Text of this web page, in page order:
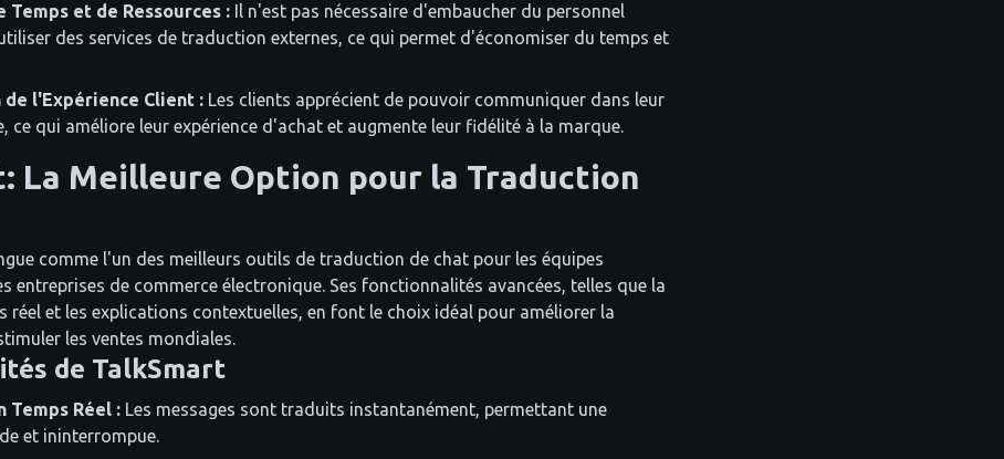
Temps et de Ressources : Il n'est pas nécessaire d'embaucher du personnel
des services de traduction externes, ce qui permet d'économiser du temps et
l'Expérience Client : Les clients apprécient de pouvoir communiquer dans leur
ce qui améliore leur expérience d'achat et augmente leur fidélité à la marque.
La Meilleure Option pour la Traduction
comme l'un des meilleurs outils de traduction de chat pour les équipes
entreprises de commerce électronique. Ses fonctionnalités avancées, telles que la
réel et les explications contextuelles, en font le choix idéal pour améliorer la
les ventes mondiales.
de TalkSmart
Temps Réel : Les messages sont traduits instantanément, permettant une
et ininterrompue.